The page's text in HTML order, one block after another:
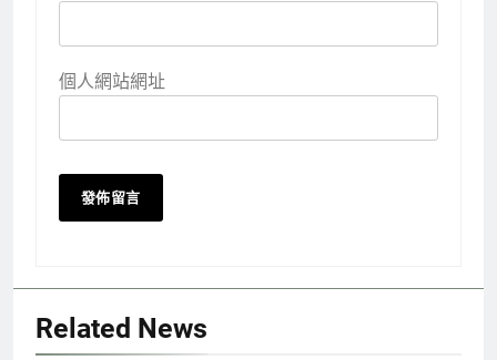
個人網站網址
Related News